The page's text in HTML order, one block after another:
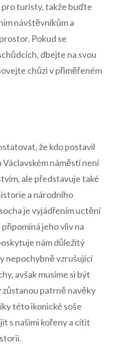
‌turisty, takže buďte
návštěvníkům a
Pokud se
dbejte na ‍svou
chůzi v přiměřeném
že kdo postavil
náměstí ⁢není
ale představuje také
a ​národního‌
⁣je vyjádřením uctění
jeho⁢ vliv na
nám důležitý
⁣nepochybně vzrušující
avšak musíme si být⁢
zůstanou patrně navěky
této ikonické soše
s⁤ našimi kořeny a cítit